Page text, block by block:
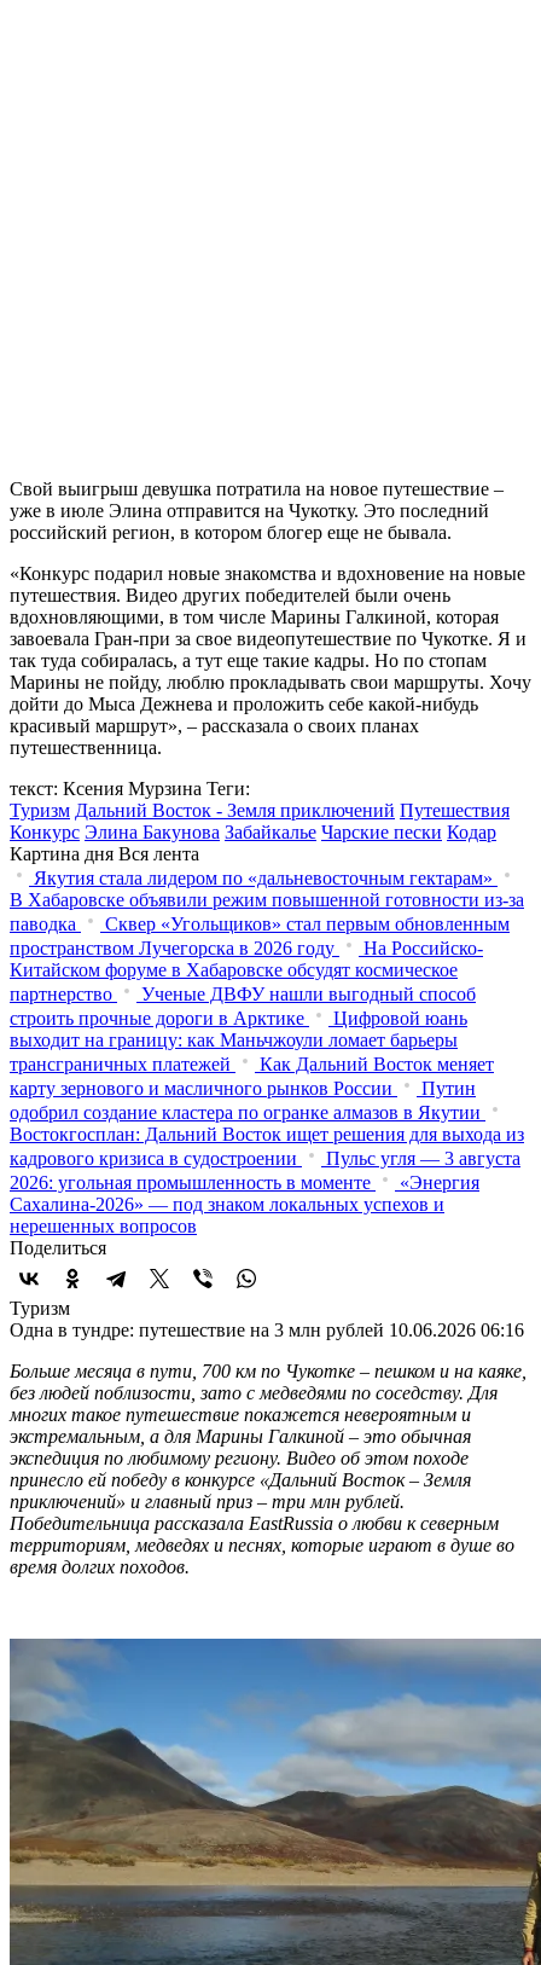
Свой выигрыш девушка потратила на новое путешествие –
уже в июле Элина отправится на Чукотку. Это последний
российский регион, в котором блогер еще не бывала.
«Конкурс подарил новые знакомства и вдохновение на новые
путешествия. Видео других победителей были очень
вдохновляющими, в том числе Марины Галкиной, которая
завоевала Гран-при за свое видеопутешествие по Чукотке. Я и
так туда собиралась, а тут еще такие кадры. Но по стопам
Марины не пойду, люблю прокладывать свои маршруты. Хочу
дойти до Мыса Дежнева и проложить себе какой-нибудь
красивый маршрут», – рассказала о своих планах
путешественница.
текст: Ксения Мурзина Теги:
Туризм Дальний Восток - Земля приключений Путешествия
Конкурс Элина Бакунова Забайкалье Чарские пески Кодар
Картина дня Вся лента
Якутия стала лидером по «дальневосточным гектарам»
В Хабаровске объявили режим повышенной готовности из‑за
паводка
Сквер «Угольщиков» стал первым обновленным
пространством Лучегорска в 2026 году
На Российско-
Китайском форуме в Хабаровске обсудят космическое
партнерство
Ученые ДВФУ нашли выгодный способ
строить прочные дороги в Арктике
Цифровой юань
выходит на границу: как Маньчжоули ломает барьеры
трансграничных платежей
Как Дальний Восток меняет
карту зернового и масличного рынков России
Путин
одобрил создание кластера по огранке алмазов в Якутии
Востокгосплан: Дальний Восток ищет решения для выхода из
кадрового кризиса в судостроении
Пульс угля — 3 августа
2026: угольная промышленность в моменте
«Энергия
Сахалина-2026» — под знаком локальных успехов и
нерешенных вопросов
Поделиться
Туризм
Одна в тундре: путешествие на 3 млн рублей 10.06.2026 06:16
Больше месяца в пути, 700 км по Чукотке – пешком и на каяке,
без людей поблизости, зато с медведями по соседству. Для
многих такое путешествие покажется невероятным и
экстремальным, а для Марины Галкиной – это обычная
экспедиция по любимому региону. Видео об этом походе
принесло ей победу в конкурсе «Дальний Восток – Земля
приключений» и главный приз – три млн рублей.
Победительница рассказала EastRussia о любви к северным
территориям, медведях и песнях, которые играют в душе во
время долгих походов.